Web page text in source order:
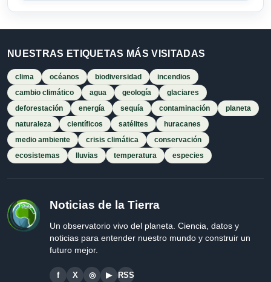
NUESTRAS ETIQUETAS MÁS VISITADAS
clima océanos biodiversidad
incendios
cambio climático
agua geología
glaciares
deforestación
energía sequía contaminación
planeta
naturaleza
científicos satélites
huracanes
medio ambiente
crisis climática
conservación
ecosistemas
lluvias temperatura especies
Noticias de la Tierra
Un observatorio vivo del planeta. Ciencia, datos y
noticias para entender nuestro mundo y construir un
futuro mejor.
f X ◎ ▶ RSS